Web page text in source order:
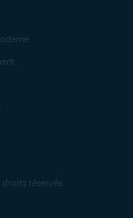
droits réservés.